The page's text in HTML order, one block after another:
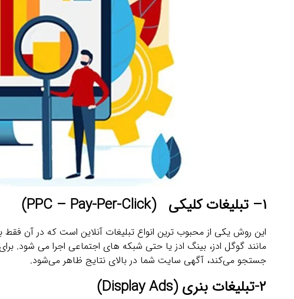
۱– تبلیغات کلیکی (PPC – Pay-Per-Click)
این روش یکی از محبوب‌ ترین انواع تبلیغات آنلاین است که در آن
مانند گوگل ادز، بینگ ادز یا حتی شبکه ‌های اجتماعی اجرا می ‌شود.
جستجو می‌کند، آگهی سایت شما در بالای نتایج ظاهر می‌شود.
۲-تبلیغات بنری(Display Ads)